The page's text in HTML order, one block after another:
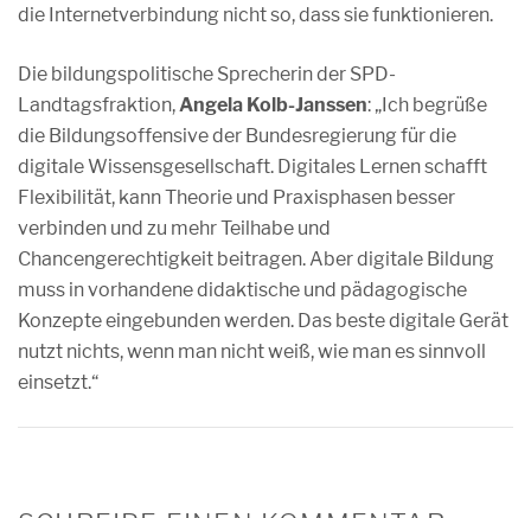
die Internetverbindung nicht so, dass sie funktionieren.
Die bildungspolitische Sprecherin der SPD-
Landtagsfraktion,Angela Kolb-Janssen: „Ich begrüße
die Bildungsoffensive der Bundesregierung für die
digitale Wissensgesellschaft. Digitales Lernen schafft
Flexibilität, kann Theorie und Praxisphasen besser
verbinden und zu mehr Teilhabe und
Chancengerechtigkeit beitragen. Aber digitale Bildung
muss in vorhandene didaktische und pädagogische
Konzepte eingebunden werden. Das beste digitale Gerät
nutzt nichts, wenn man nicht weiß, wie man es sinnvoll
einsetzt.“